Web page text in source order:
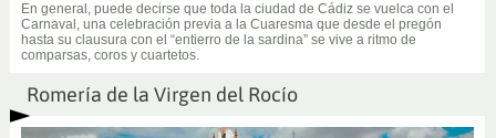
En general, puede decirse que toda la ciudad de Cádiz se vuelca con el
Carnaval, una celebración previa a la Cuaresma que desde el pregón
hasta su clausura con el “entierro de la sardina” se vive a ritmo de
comparsas, coros y cuartetos.
Romería de la Virgen del Rocío